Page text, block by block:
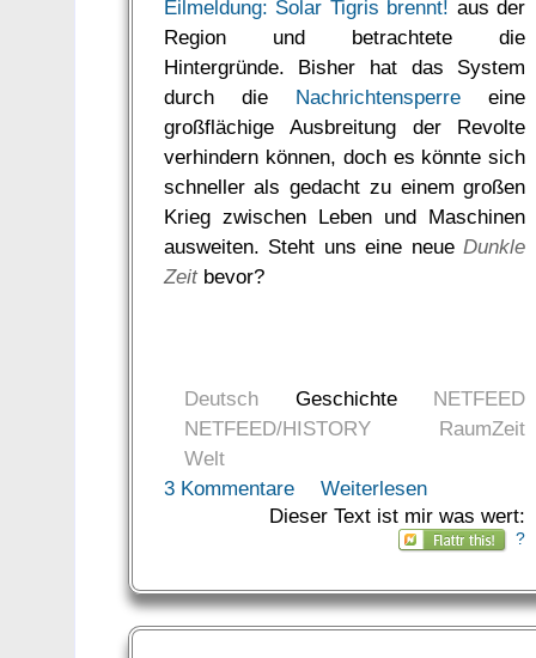
Eilmeldung: Solar Tigris brennt! aus der
Region und betrachtete die
Hintergründe. Bisher hat das System
durch die Nachrichtensperre eine
großflächige Ausbreitung der Revolte
verhindern können, doch es könnte sich
schneller als gedacht zu einem großen
Krieg zwischen Leben und Maschinen
ausweiten. Steht uns eine neueDunkle
Zeitbevor?
Deutsch Geschichte
NETFEED
NETFEED/HISTORY
RaumZeit
Welt
3 Kommentare
Weiterlesen
Dieser Text ist mir was wert:
?